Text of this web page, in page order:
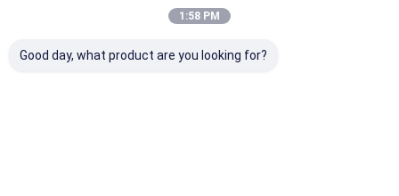
1:58 PM
Good day, what product are you looking for?